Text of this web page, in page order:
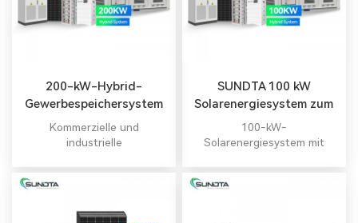
200-kW-Hybrid-
Gewerbespeichersystem
vom Entwurf bis zur
Installation
Kommerzielle und
industrielle
SUNDTA 100 kW
Solarenergiesystem zum
Fabrikpreis
100-kW-
Solarenergiesystem mit